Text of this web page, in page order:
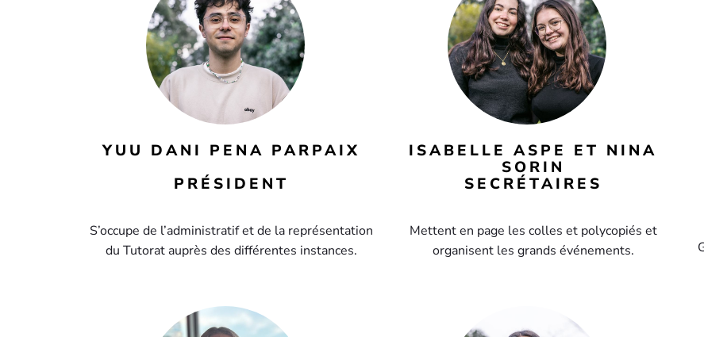
YUU DANI PENA PARPAIX
PRÉSIDENT
S’occupe de l’administratif et de la représentation
du Tutorat auprès des différentes instances.
ISABELLE ASPE ET NINA
SORIN
SECRÉTAIRES
Mettent en page les colles et polycopiés et
organisent les grands événements.